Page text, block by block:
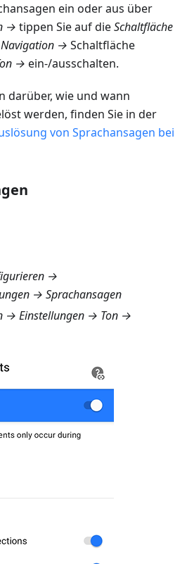
ein oder aus über
→ tippen Sie auf dieSchaltfläche
→ Schaltfläche
→ ein-/ausschalten.
darüber, wie und wann
werden, finden Sie in der
von Sprachansagen bei
→
→ Sprachansagen
→ Einstellungen → Ton →